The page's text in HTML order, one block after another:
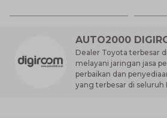
AUTO2000
Dealer Toyota terbesar
melayani jaringan jasa
perbaikan dan
yang terbesar di seluruh